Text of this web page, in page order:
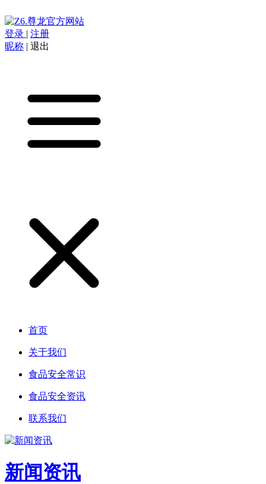
登录 | 注册
昵称 | 退出
首页
关于我们
食品安全常识
食品安全资讯
联系我们
新闻资讯